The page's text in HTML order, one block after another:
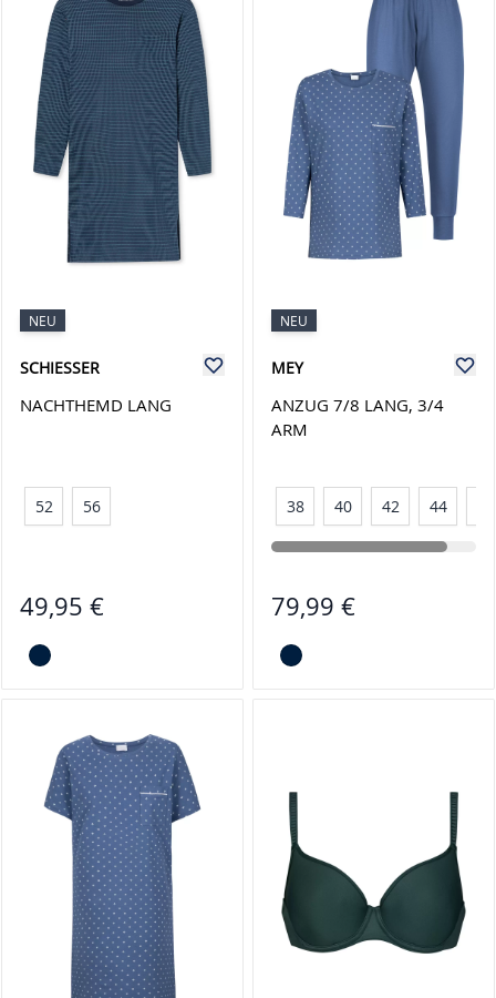
NEU
SCHIESSER
NACHTHEMD LANG
52 56
49,95 €
NEU
MEY
ANZUG 7/8 LANG, 3/4
ARM
38 40 42 44
79,99 €